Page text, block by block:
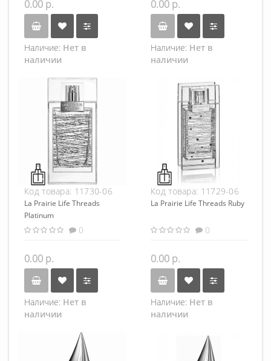
0.00 р.
Наличие: Нет в
наличии
0.00 р.
Наличие: Нет в
наличии
Код товара: 11730-06
La Prairie Life Threads
Platinum
0
0.00 р.
Наличие: Нет в
наличии
Код товара: 11729-06
La Prairie Life Threads Ruby
0
0.00 р.
Наличие: Нет в
наличии